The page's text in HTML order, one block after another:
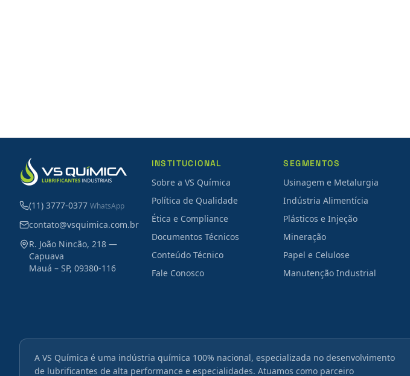
(11) 3777-0377 WhatsApp
contato@vsquimica.com.br
R. João Nincão, 218 —
Capuava
Mauá – SP, 09380-116
INSTITUCIONAL
Sobre a VS Química
Política de Qualidade
Ética e Compliance
Documentos Técnicos
Conteúdo Técnico
Fale Conosco
SEGMENTOS
Usinagem e Metalurgia
Indústria Alimentícia
Plásticos e Injeção
Mineração
Papel e Celulose
Manutenção Industrial
A VS Química é uma indústria química 100% nacional, especializada no desenvolvimento
de lubrificantes de alta performance e especialidades. Atuamos como parceiro